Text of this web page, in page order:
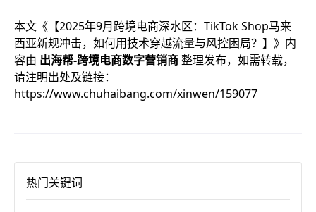
本文《 【2025年9月跨境电商深水区：TikTok Shop马来
西亚新规冲击，如何用技术穿越流量与风控困局？】 》内
容由 出海帮-跨境电商数字营销商整理发布，如需转载，
请注明出处及链接：
https://www.chuhaibang.com/xinwen/159077
热门关键词